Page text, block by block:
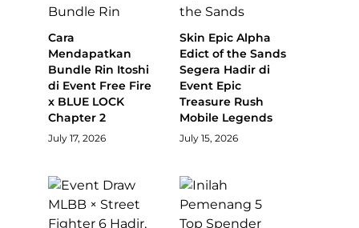
Cara
Mendapatkan
Bundle Rin Itoshi
di Event Free Fire
x BLUE LOCK
Chapter 2
July 17, 2026
Skin Epic Alpha
Edict of the Sands
Segera Hadir di
Event Epic
Treasure Rush
Mobile Legends
July 15, 2026